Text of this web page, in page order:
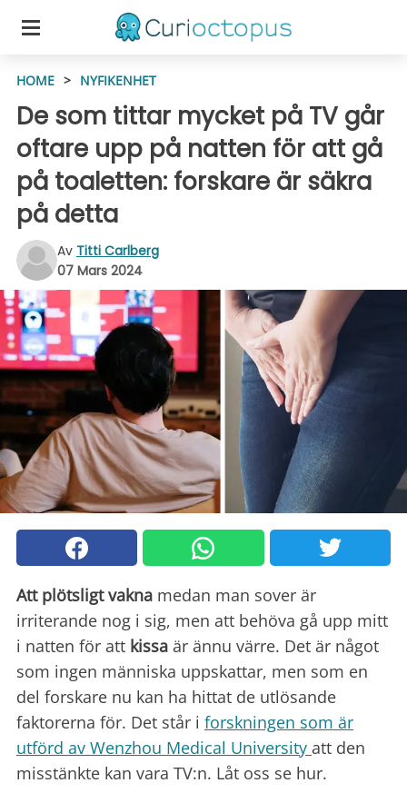
HOME > NYFIKENHET
De som tittar mycket på TV går
oftare upp på natten för att gå
på toaletten: forskare är säkra
på detta
Av Titti Carlberg
07 Mars 2024
Att plötsligt vakna medan man sover är
irriterande nog i sig, men att behöva gå upp mitt
i natten för att kissa är ännu värre. Det är något
som ingen människa uppskattar, men som en
del forskare nu kan ha hittat de utlösande
faktorerna för. Det står i forskningen som är
utförd av Wenzhou Medical University att den
misstänkte kan vara TV:n. Låt oss se hur.